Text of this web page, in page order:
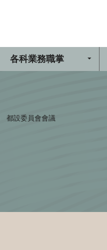
各科業務職掌
都設委員會會議